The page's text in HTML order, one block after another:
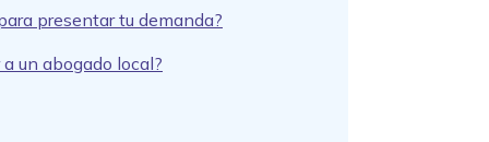
presentar tu demanda?
un abogado local?